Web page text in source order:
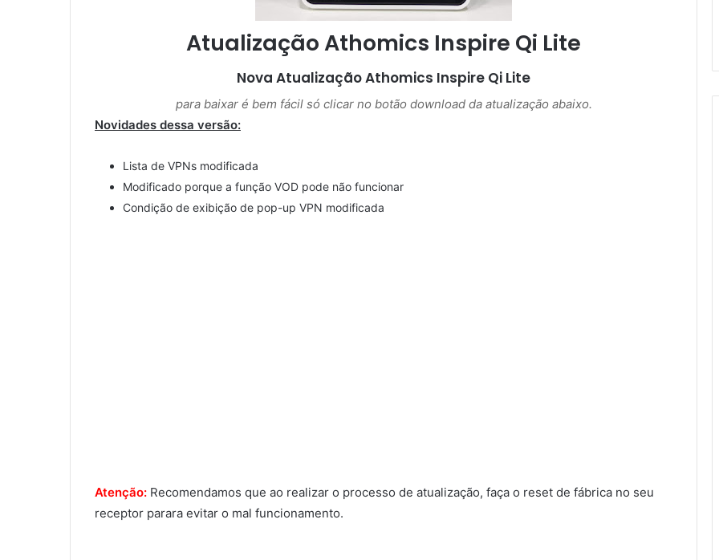
Atualização Athomics Inspire Qi Lite
Nova AtualizaçãoAthomics Inspire Qi Lite
para baixar é bem fácil só clicar no botão download da atualização abaixo.
Novidades dessa versão:
Lista de VPNs modificada
Modificado porque a função VOD pode não funcionar
Condição de exibição de pop-up VPN modificada
Atenção: Recomendamos que ao realizar o processo de atualização, faça o reset de fábrica no seu
receptor parara evitar o mal funcionamento.